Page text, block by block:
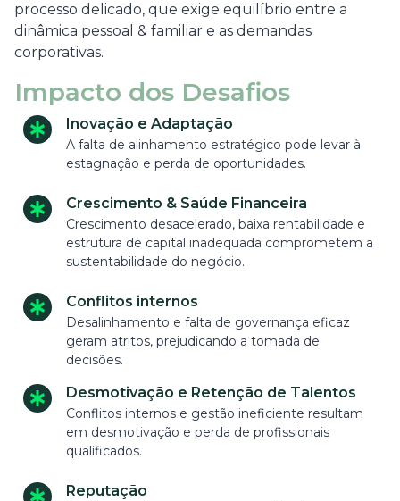
processo delicado, que exige equilíbrio entre a
dinâmica pessoal & familiar e as demandas
corporativas.
Impacto dos Desafios
Inovação e Adaptação
A falta de alinhamento estratégico pode levar à
estagnação e perda de oportunidades.
Crescimento & Saúde Financeira
Crescimento desacelerado, baixa rentabilidade e
estrutura de capital inadequada comprometem a
sustentabilidade do negócio.
Conflitos internos
Desalinhamento e falta de governança eficaz
geram atritos, prejudicando a tomada de
decisões.
Desmotivação e Retenção de Talentos
Conflitos internos e gestão ineficiente resultam
em desmotivação e perda de profissionais
qualificados.
Reputação